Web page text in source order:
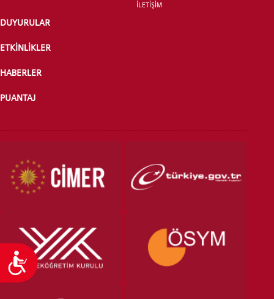
Ulaşılabilirlik
LİSANS ADAY ÖĞRENCİ
İLETİŞİM
DUYURULAR
ETKİNLİKLER
HABERLER
PUANTAJ